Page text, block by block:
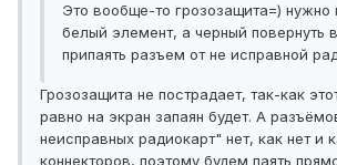
Это вообще-то грозозащита=) нужно
белый элемент, а черный повернуть
припаять разъем от не исправной
Грозозащита не пострадает, так-как
равно на экран запаян будет. А
неисправных радиокарт" нет, как нет и
коннекторов, поэтому будем паять